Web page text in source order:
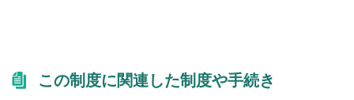
この制度に関連した制度や手続き